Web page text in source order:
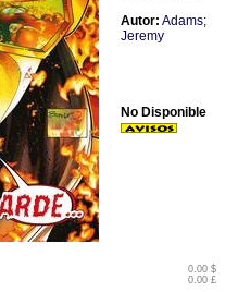
Autor: Adams;
Jeremy
0.00 $
0.00 £
No Disponible